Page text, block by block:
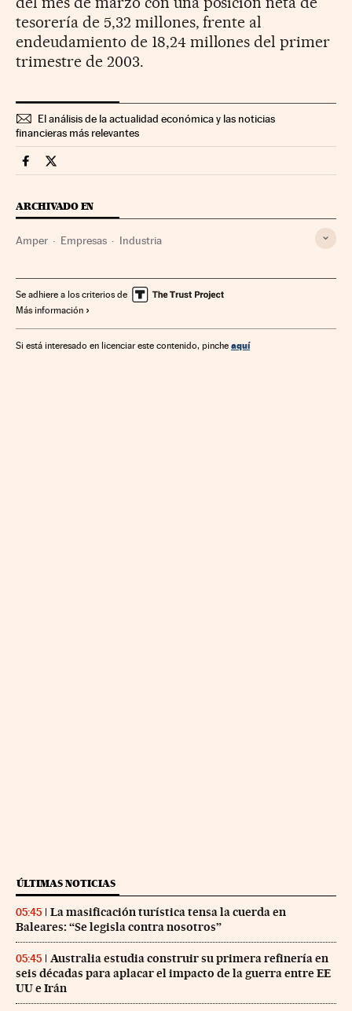
tesorería de 5,32 millones, frente al
endeudamiento de 18,24 millones del primer
trimestre de 2003.
El análisis de la actualidad económica y las noticias
financieras más relevantes
Companias Cinco Días en Facebook
Companias Cinco Días en Twitter
ARCHIVADO EN
Amper Empresas Industria
Se adhiere a los criterios de
Más información
Si está interesado en licenciar este contenido, pinche aquí
ÚLTIMAS NOTICIAS
05:45
La masificación turística tensa la cuerda en
Baleares: “Se legisla contra nosotros”
05:45
Australia estudia construir su primera refinería en
seis décadas para aplacar el impacto de la guerra entre EE
UU e Irán